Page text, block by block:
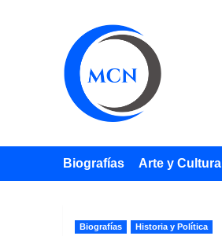
Biografías Arte y Cultura
Biografías Historia y Política